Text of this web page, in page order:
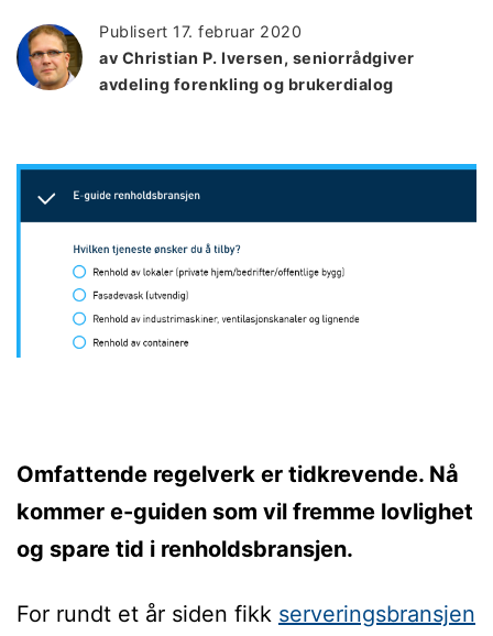
Publisert 17. februar 2020
av Christian P. Iversen, seniorrådgiver
avdeling forenkling og brukerdialog
Omfattende regelverk er tidkrevende. Nå
kommer e-guiden som vil fremme lovlighet
og spare tid i renholdsbransjen.
For rundt et år siden fikk serveringsbransjen